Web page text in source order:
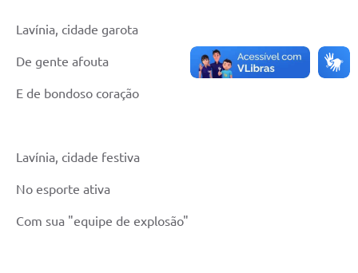
Cultura
Lavínia, cidade garota
De gente afouta
E de bondoso coração
Lavínia, cidade festiva
No esporte ativa
Com sua "equipe de explosão"